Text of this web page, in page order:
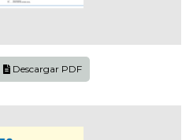
Descargar PDF